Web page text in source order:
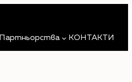
Партньорства КОНТАКТИ